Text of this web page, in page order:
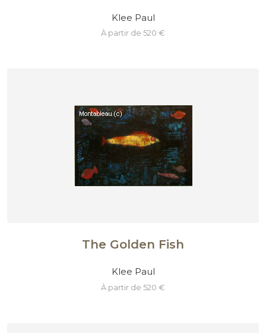
Klee Paul
à partir de 520 €
The Golden Fish
Klee Paul
à partir de 520 €